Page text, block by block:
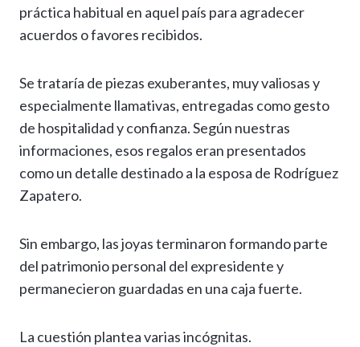
práctica habitual en aquel país para agradecer
acuerdos o favores recibidos.
Se trataría de piezas exuberantes, muy valiosas y
especialmente llamativas, entregadas como gesto
de hospitalidad y confianza. Según nuestras
informaciones, esos regalos eran presentados
como un detalle destinado a la esposa de Rodríguez
Zapatero.
Sin embargo, las joyas terminaron formando parte
del patrimonio personal del expresidente y
permanecieron guardadas en una caja fuerte.
La cuestión plantea varias incógnitas.